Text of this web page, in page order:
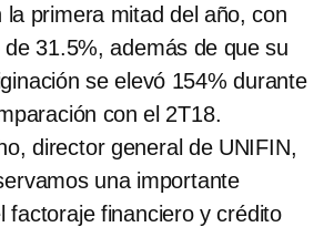
la primera mitad del año, con
31.5%, además de que su
se elevó 154% durante
con el 2T18.
director general de UNIFIN,
una importante
factoraje financiero y crédito